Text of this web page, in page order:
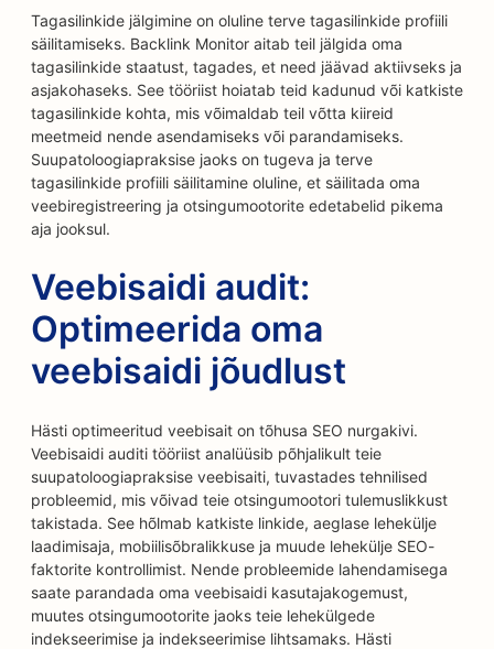
Tagasilinkide jälgimine on oluline terve tagasilinkide profiili
säilitamiseks. Backlink Monitor aitab teil jälgida oma
tagasilinkide staatust, tagades, et need jäävad aktiivseks ja
asjakohaseks. See tööriist hoiatab teid kadunud või katkiste
tagasilinkide kohta, mis võimaldab teil võtta kiireid
meetmeid nende asendamiseks või parandamiseks.
Suupatoloogiapraksise jaoks on tugeva ja terve
tagasilinkide profiili säilitamine oluline, et säilitada oma
veebiregistreering ja otsingumootorite edetabelid pikema
aja jooksul.
Veebisaidi audit:
Optimeerida oma
veebisaidi jõudlust
Hästi optimeeritud veebisait on tõhusa SEO nurgakivi.
Veebisaidi auditi tööriist analüüsib põhjalikult teie
suupatoloogiapraksise veebisaiti, tuvastades tehnilised
probleemid, mis võivad teie otsingumootori tulemuslikkust
takistada. See hõlmab katkiste linkide, aeglase lehekülje
laadimisaja, mobiilisõbralikkuse ja muude lehekülje SEO-
faktorite kontrollimist. Nende probleemide lahendamisega
saate parandada oma veebisaidi kasutajakogemust,
muutes otsingumootorite jaoks teie lehekülgede
indekseerimise ja indekseerimise lihtsamaks. Hästi